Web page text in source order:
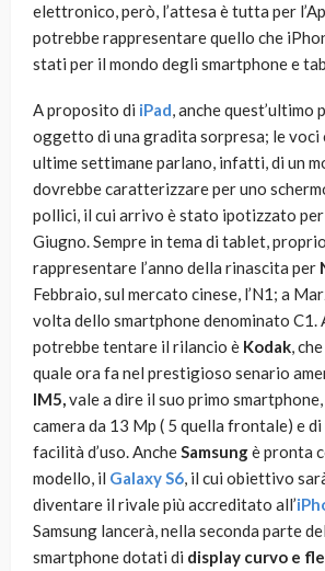
elettronico, però, l’attesa è tutta per
potrebbe rappresentare quello che
stati per il mondo degli smartphone e
A proposito di iPad, anche quest’ultimo
oggetto di una gradita sorpresa; le voci
ultime settimane parlano, infatti, di un
dovrebbe caratterizzare per uno
pollici, il cui arrivo è stato ipotizzato
Giugno. Sempre in tema di tablet,
rappresentare l’anno della rinascita per
Febbraio, sul mercato cinese, l’N1; a
volta dello smartphone denominato C1.
potrebbe tentare il rilancio è Kodak,
quale ora fa nel prestigioso senario
IM5,vale a dire il suo primo
camera da 13 Mp ( 5 quella frontale) e
facilità d’uso. AncheSamsungè pronta
modello, il Galaxy S6, il cui obiettivo
diventare il rivale più accreditato all’
Samsung lancerà, nella seconda parte
smartphone dotati di display curvo e